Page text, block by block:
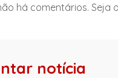
há comentários. Seja
notícia